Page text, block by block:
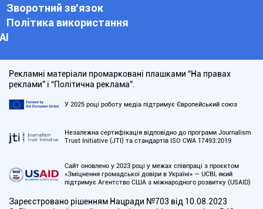
Зворотний зв'язок
Політика використання
АІ
Рекламні матеріали промарковані плашками “На правах
реклами” і “Політична реклама”.
У 2025 році роботу медіа підтримує Європейський союз
Незалежна сертифікація відповідно до програми Journalism
Trust Initiative (JTI) та стандартів ISO CWA 17493:2019
Сайт оновлено у 2023 році у межах співпраці з проєктом
«Зміцнення громадської довіри в Україні» — UCBI, який
підтримує Агентство США з міжнародного розвитку (USAID)
Зареєстровано рішенням Нацради №703 від 10.08.2023